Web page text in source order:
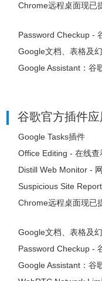
Chrome远程桌面现已
Password Checkup -
Google文档、表格及
Google Assistant：谷
谷歌官方插件
Google Tasks插件
Office Editing - 在线查
Distill Web Monitor - 网
Suspicious Site
Chrome远程桌面现已
Google文档、表格及
Password Checkup -
Google Assistant：谷